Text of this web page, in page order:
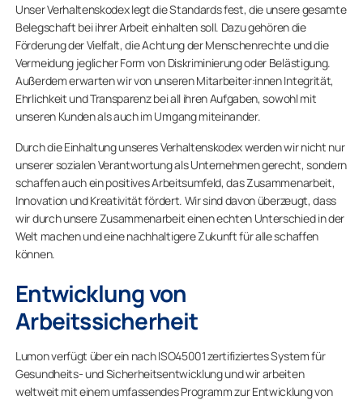
Unser Verhaltenskodex legt die Standards fest, die unsere gesamte
Belegschaft bei ihrer Arbeit einhalten soll. Dazu gehören die
Förderung der Vielfalt, die Achtung der Menschenrechte und die
Vermeidung jeglicher Form von Diskriminierung oder Belästigung.
Außerdem erwarten wir von unseren Mitarbeiter:innen Integrität,
Ehrlichkeit und Transparenz bei all ihren Aufgaben, sowohl mit
unseren Kunden als auch im Umgang miteinander.
Durch die Einhaltung unseres Verhaltenskodex werden wir nicht nur
unserer sozialen Verantwortung als Unternehmen gerecht, sondern
schaffen auch ein positives Arbeitsumfeld, das Zusammenarbeit,
Innovation und Kreativität fördert. Wir sind davon überzeugt, dass
wir durch unsere Zusammenarbeit einen echten Unterschied in der
Welt machen und eine nachhaltigere Zukunft für alle schaffen
können.
Entwicklung von
Arbeitssicherheit
Lumon verfügt über ein nach ISO45001 zertifiziertes System für
Gesundheits- und Sicherheitsentwicklung und wir arbeiten
weltweit mit einem umfassendes Programm zur Entwicklung von